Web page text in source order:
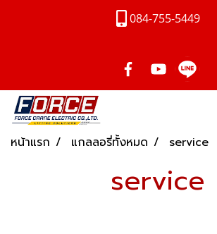
084-755-5449
หน้าแรก แกลลอรี่ทั้งหมด service
service